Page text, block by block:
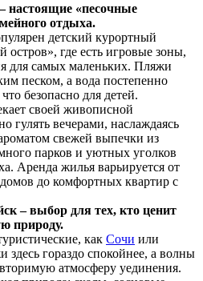
настоящие «песочные
отдыха.
детский курортный
где есть игровые зоны,
для самых маленьких. Пляжи
песком, а вода постепенно
безопасно для детей.
своей живописной
гулять вечерами, наслаждаясь
свежей выпечки из
парков и уютных уголков
Аренда жилья варьируется от
до комфортных квартир с
– выбор для тех, кто ценит
природу.
как Сочи или
здесь гораздо спокойнее, а волны
атмосферу уединения.